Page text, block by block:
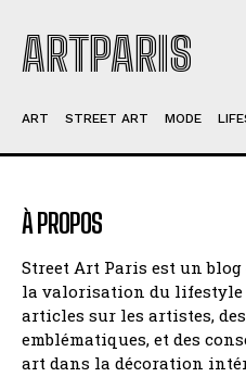
ARTPARIS
ART STREET ART MODE
À PROPOS
Street Art Paris est un blog
la valorisation du lifestyle
articles sur les artistes,
emblématiques, et des
art dans la décoration